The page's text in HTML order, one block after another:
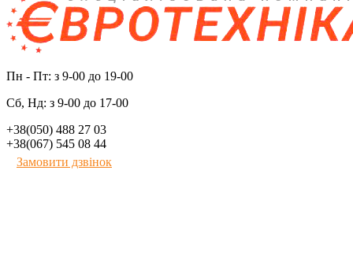
Пн - Пт: з 9-00 до 19-00
Сб, Нд: з 9-00 до 17-00
+38(050) 488 27 03
+38(067) 545 08 44
Замовити дзвінок